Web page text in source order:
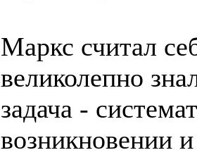
Маркс считал
великолепно
задача -
возникновении